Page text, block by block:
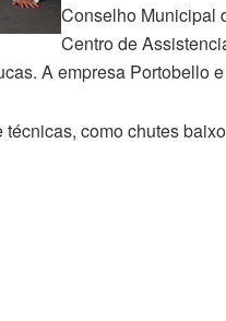
Conselho Municipal
Centro de
A empresa Portobello
como chutes